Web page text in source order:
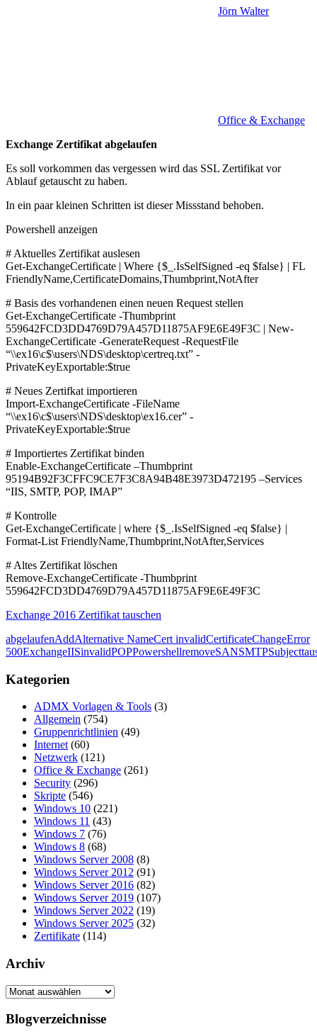
Jörn Walter
Office & Exchange
Exchange Zertifikat abgelaufen
Es soll vorkommen das vergessen wird das SSL Zertifikat vor
Ablauf getauscht zu haben.
In ein paar kleinen Schritten ist dieser Missstand behoben.
Powershell anzeigen
# Aktuelles Zertifikat auslesen
Get-ExchangeCertificate | Where {$_.IsSelfSigned -eq $false} | FL
FriendlyName,CertificateDomains,Thumbprint,NotAfter
# Basis des vorhandenen einen neuen Request stellen
Get-ExchangeCertificate -Thumbprint
559642FCD3DD4769D79A457D11875AF9E6E49F3C | New-
ExchangeCertificate -GenerateRequest -RequestFile
“\\ex16\c$\users\NDS\desktop\certreq.txt” -
PrivateKeyExportable:$true
# Neues Zertifkat importieren
Import-ExchangeCertificate -FileName
“\\ex16\c$\users\NDS\desktop\ex16.cer” -
PrivateKeyExportable:$true
# Importiertes Zertifikat binden
Enable-ExchangeCertificate –Thumbprint
95194B92F3CFFC9CE7F3C8A94B48E3973D472195 –Services
“IIS, SMTP, POP, IMAP”
# Kontrolle
Get-ExchangeCertificate | where {$_.IsSelfSigned -eq $false} |
Format-List FriendlyName,Thumbprint,NotAfter,Services
# Altes Zertifikat löschen
Remove-ExchangeCertificate -Thumbprint
559642FCD3DD4769D79A457D11875AF9E6E49F3C
Exchange 2016 Zertifikat tauschen
abgelaufenAddAlternative NameCert invalidCertificateChangeError
500ExchangeIISinvalidPOPPowershellremoveSANSMTPSubject
Kategorien
ADMX Vorlagen & Tools (3)
Allgemein (754)
Gruppenrichtlinien (49)
Internet (60)
Netzwerk (121)
Office & Exchange (261)
Security (296)
Skripte (546)
Windows 10 (221)
Windows 11 (43)
Windows 7 (76)
Windows 8 (68)
Windows Server 2008 (8)
Windows Server 2012 (91)
Windows Server 2016 (82)
Windows Server 2019 (107)
Windows Server 2022 (19)
Windows Server 2025 (32)
Zertifikate (114)
Archiv
Archiv
Blogverzeichnisse